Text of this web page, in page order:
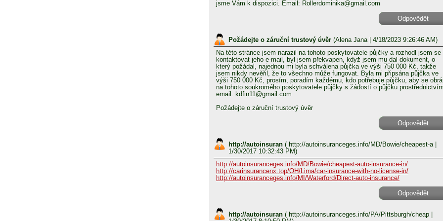
jsme Vám k dispozici. Email: Rollerdominika@gmail.com
Odpovědět
Požádejte o záruční trustový úvěr (Alena Jana| 4/18/2023 9:26:46 AM)
Na této stránce jsem narazil na tohoto poskytovatele půjčky a rozhodl jsem se
kontaktovat jeho e-mail, byl jsem překvapen, když jsem mu dal dokument, o
který požádal, najednou mi byla schválena půjčka ve výši 750 000 Kč, takže
jsem nikdy nevěřil, že to všechno může fungovat. Byla mi připsána půjčka ve
výši 750 000 Kč, prosím, poradím každému, kdo potřebuje půjčku, aby se
na tohoto soukromého poskytovatele půjčky s žádostí o půjčku
email: kdfin11@gmail.com
Požádejte o záruční trustový úvěr
Odpovědět
http://autoinsuran ( http://autoinsuranceges.info/MD/Bowie/cheapest-a|
1/30/2017 10:32:43 PM)
http://autoinsuranceges.info/MD/Bowie/cheapest-auto-insurance-in/
http://carinsurancenx.top/OH/Lima/car-insurance-with-no-license-in/
http://autoinsuranceges.info/MI/Waterford/Direct-auto-insurance/
Odpovědět
http://autoinsuran ( http://autoinsuranceges.info/PA/Pittsburgh/cheap